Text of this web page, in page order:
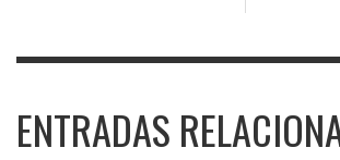
ENTRADAS